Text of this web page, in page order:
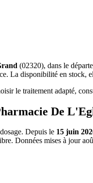
(02320), dans le
La disponibilité en stock,
le traitement adapté,
De
Depuis le 15 juin
Données mises à jour